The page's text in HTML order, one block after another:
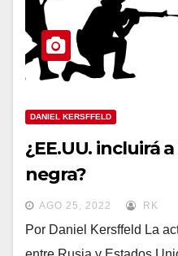
DANIEL KERSFFELD
¿EE.UU. incluirá
negra?
AGO 25, 2022 RK
Por Daniel Kersffeld La